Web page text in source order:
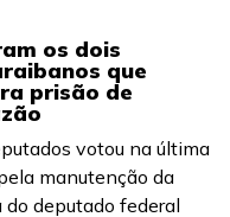
os dois
que
prisão de
votou na última
manutenção da
deputado federal